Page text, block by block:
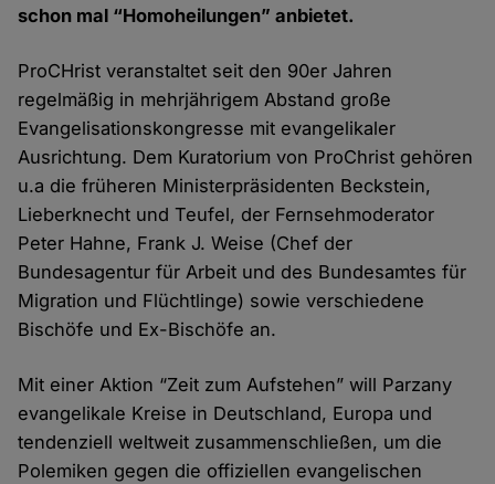
schon mal “Homoheilungen” anbietet.
ProCHrist veranstaltet seit den 90er Jahren
regelmäßig in mehrjährigem Abstand große
Evangelisationskongresse mit evangelikaler
Ausrichtung. Dem Kuratorium von ProChrist gehören
u.a die früheren Ministerpräsidenten Beckstein,
Lieberknecht und Teufel, der Fernsehmoderator
Peter Hahne, Frank J. Weise (Chef der
Bundesagentur für Arbeit und des Bundesamtes für
Migration und Flüchtlinge) sowie verschiedene
Bischöfe und Ex-Bischöfe an.
Mit einer Aktion “Zeit zum Aufstehen” will Parzany
evangelikale Kreise in Deutschland, Europa und
tendenziell weltweit zusammenschließen, um die
Polemiken gegen die offiziellen evangelischen